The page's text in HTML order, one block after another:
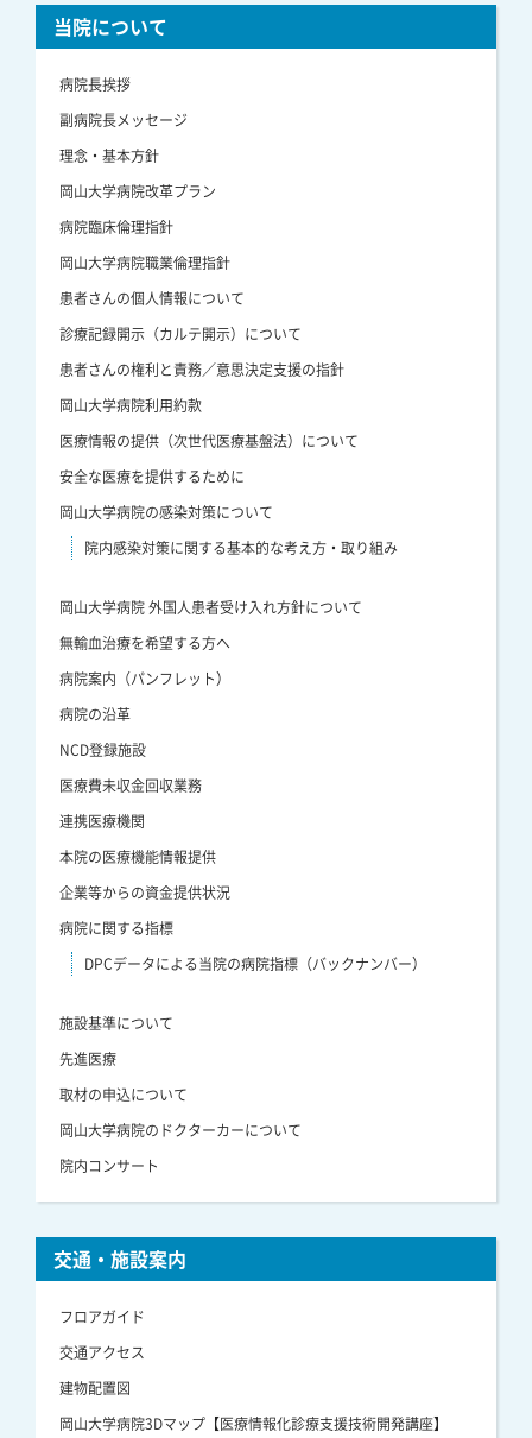
当院について
病院長挨拶
副病院長メッセージ
理念・基本方針
岡山大学病院改革プラン
病院臨床倫理指針
岡山大学病院職業倫理指針
患者さんの個人情報について
診療記録開示（カルテ開示）について
患者さんの権利と責務／意思決定支援の指針
岡山大学病院利用約款
医療情報の提供（次世代医療基盤法）について
安全な医療を提供するために
岡山大学病院の感染対策について
院内感染対策に関する基本的な考え方・取り組み
岡山大学病院 外国人患者受け入れ方針について
無輸血治療を希望する方へ
病院案内（パンフレット）
病院の沿革
NCD登録施設
医療費未収金回収業務
連携医療機関
本院の医療機能情報提供
企業等からの資金提供状況
病院に関する指標
DPCデータによる当院の病院指標（バックナンバー）
施設基準について
先進医療
取材の申込について
岡山大学病院のドクターカーについて
院内コンサート
交通・施設案内
フロアガイド
交通アクセス
建物配置図
岡山大学病院3Dマップ【医療情報化診療支援技術開発講座】